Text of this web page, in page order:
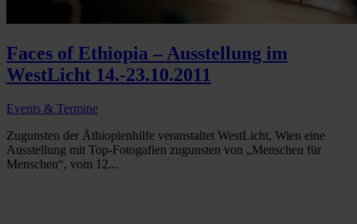
Faces of Ethiopia – Ausstellung im
WestLicht 14.-23.10.2011
Events & Termine
Zugunsten der Äthiopienhilfe veranstaltet WestLicht, Wien eine
Ausstellung mit Top-Fotogafien zugunsten von „Menschen für
Menschen“, vom 12...